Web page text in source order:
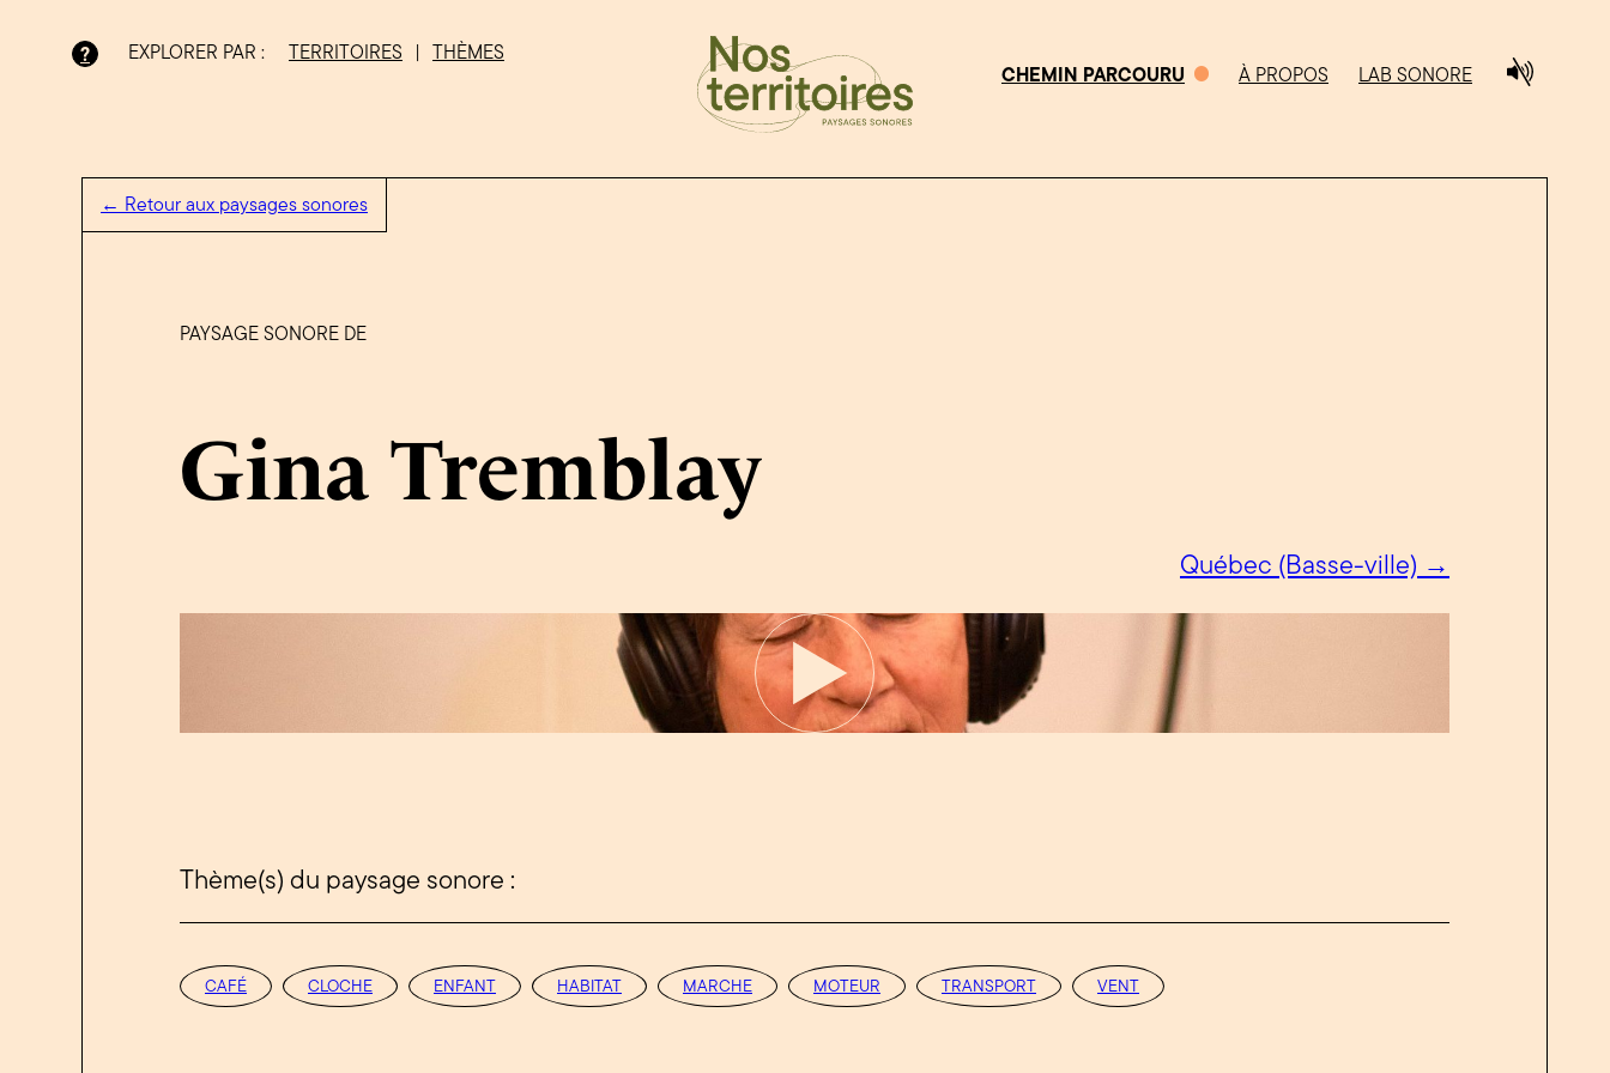
? EXPLORER PAR : TERRITOIRES
THÈMES
CHEMIN PARCOURU
À PROPOS LAB SONORE
← Retour aux paysages sonores
PAYSAGE SONORE DE
Gina Tremblay
Québec (Basse-ville) →
Thème(s) du paysage sonore :
CAFÉ CLOCHE ENFANT HABITAT MARCHE MOTEUR TRANSPORT VENT